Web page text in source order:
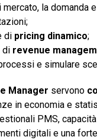
la domanda e
di pricing dinamico;
di revenue
e simulare
Manager servono
in economia e
PMS,
digitali e una